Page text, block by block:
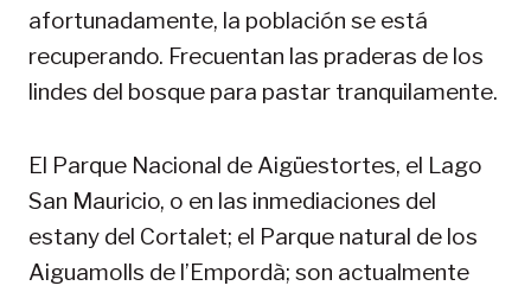
afortunadamente, la población se está
recuperando. Frecuentan las praderas de los
lindes del bosque para pastar tranquilamente.
El Parque Nacional de Aigüestortes, el Lago
San Mauricio, o en las inmediaciones del
estany del Cortalet; el Parque natural de los
Aiguamolls de l’Empordà; son actualmente